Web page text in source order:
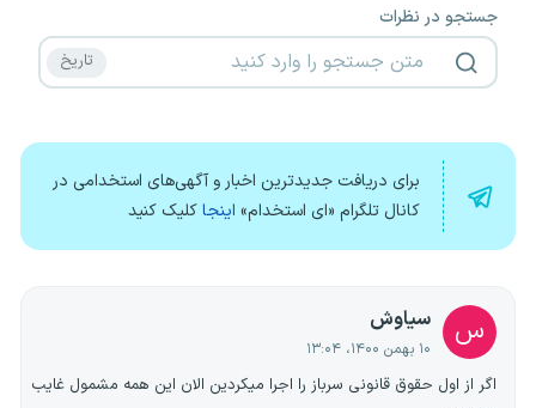
جستجو در نظرات
برای دریافت جدیدترین اخبار و آگهی‌های استخدامی در
کانال تلگرام «ای استخدام» اینجاکلیک کنید
س سیاوش
۱۰ بهمن ۱۴۰۰، ۱۳:۰۴
اگر از اول حقوق قانونی سرباز را اجرا میکردین الان این همه مشمول غایب